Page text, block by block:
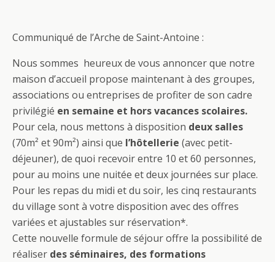
Communiqué de l’Arche de Saint-Antoine :
Nous sommes heureux de vous annoncer que notre
maison d’accueil propose maintenant à des groupes,
associations ou entreprises de profiter de son cadre
privilégié en semaine et hors vacances scolaires.
Pour cela, nous mettons à disposition deux salles
(70m² et 90m²) ainsi que l’hôtellerie (avec petit-
déjeuner), de quoi recevoir entre 10 et 60 personnes,
pour au moins une nuitée et deux journées sur place.
Pour les repas du midi et du soir, les cinq restaurants
du village sont à votre disposition avec des offres
variées et ajustables sur réservation*.
Cette nouvelle formule de séjour offre la possibilité de
réaliser des séminaires, des formations